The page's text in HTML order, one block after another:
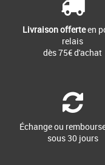
Livraison offerteen
relais
dès 75€ d'achat
Échange ou
sous 30 jours